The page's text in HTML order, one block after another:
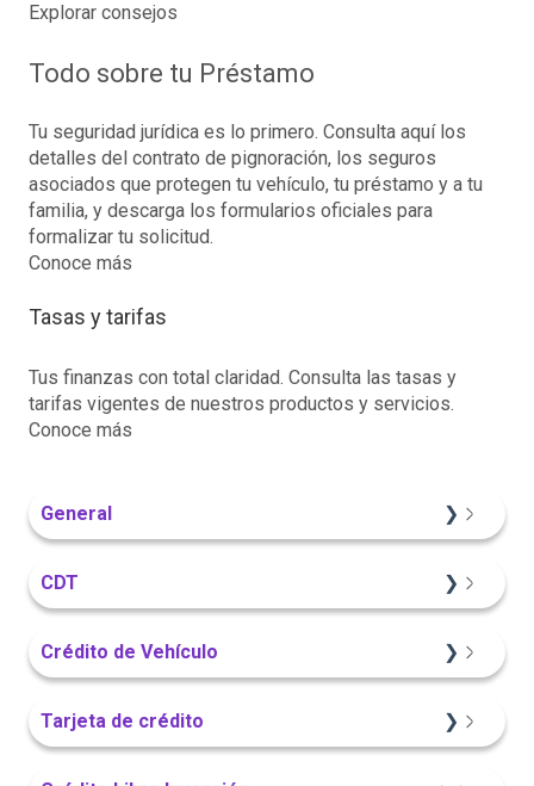
Explorar consejos
Todo sobre tu Préstamo
Tu seguridad jurídica es lo primero. Consulta aquí los
detalles del contrato de pignoración, los seguros
asociados que protegen tu vehículo, tu préstamo y a tu
familia, y descarga los formularios oficiales para
formalizar tu solicitud.
Conoce más
Tasas y tarifas
Tus finanzas con total claridad. Consulta las tasas y
tarifas vigentes de nuestros productos y servicios.
Conoce más
General
CDT
Crédito de Vehículo
Tarjeta de crédito